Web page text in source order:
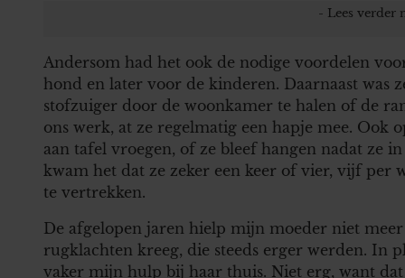
Andersom had het ook de nodige voordelen
hond en later voor de kinderen. Daarnaast was
stofzuiger door de woonkamer te halen of de
ons werk, at ze regelmatig een hapje mee. Ook
aan tafel vroegen, of ze bleef hangen nadat ze
kwam het dat ze zeker een keer of vier, vijf per
te vertrekken.
De afgelopen jaren hielp mijn moeder niet
rugklachten kreeg, die steeds erger werden. In
vaker mijn hulp bij haar thuis. Niet erg, want